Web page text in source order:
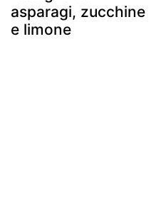
asparagi, zucchine
e limone